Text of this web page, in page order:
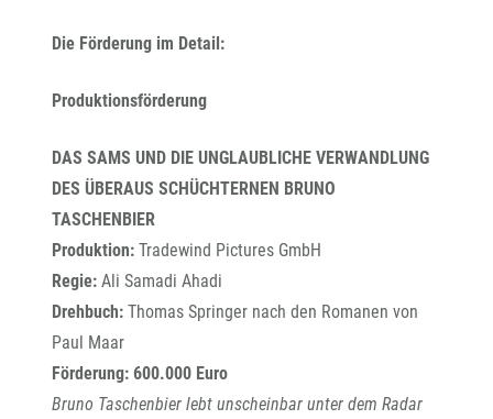
Die Förderung im Detail:
Produktionsförderung
DAS SAMS UND DIE UNGLAUBLICHE VERWANDLUNG
DES ÜBERAUS SCHÜCHTERNEN BRUNO
TASCHENBIER
Produktion: Tradewind Pictures GmbH
Regie: Ali Samadi Ahadi
Drehbuch: Thomas Springer nach den Romanen von
Paul Maar
Förderung: 600.000 Euro
Bruno Taschenbier lebt unscheinbar unter dem Radar